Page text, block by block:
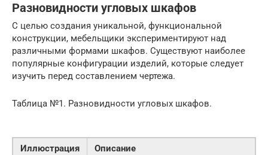
Разновидности угловых шкафов
С целью создания уникальной, функциональной
конструкции, мебельщики экспериментируют над
различными формами шкафов. Существуют наиболее
популярные конфигурации изделий, которые следует
изучить перед составлением чертежа.
Таблица №1. Разновидности угловых шкафов.
Иллюстрация
Описание